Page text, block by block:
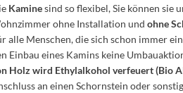
Kaminesind so flexibel, Sie können sie
ohne Installation und ohne
alle Menschen, die sich schon immer
Einbau eines Kamins keine
Holz wird Ethylalkohol verfeuert (Bio
an einen Schornstein oder